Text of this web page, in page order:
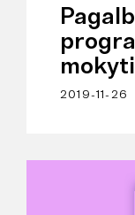
2019-11-26